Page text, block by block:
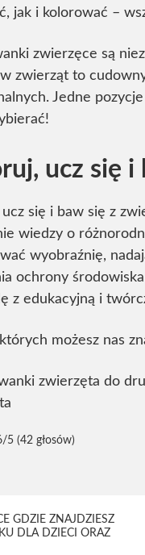
jak i kolorować –
zwierzęce są
zwierząt to
Jedne
ucz się
ucz się i baw się z
wiedzy o
wyobraźnię,
ochrony
z edukacyjną i
możesz nas
zwierzęta do
/5 (42 głosów)
GDZIE ZNAJDZIESZ
DLA DZIECI ORAZ